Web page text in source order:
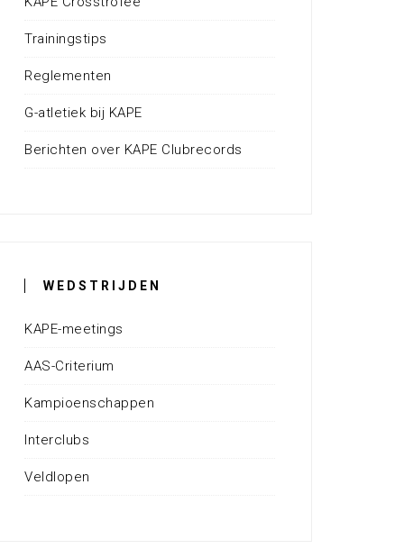
Trainingstips
Reglementen
G-atletiek bij KAPE
Berichten over KAPE Clubrecords
WEDSTRIJDEN
KAPE-meetings
AAS-Criterium
Kampioenschappen
Interclubs
Veldlopen